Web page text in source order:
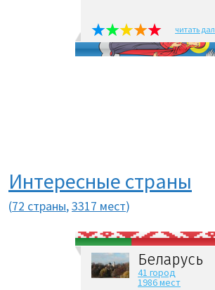
читать
Интересные страны
(72 страны,3317 мест)
Беларусь
41 город
1986 мест